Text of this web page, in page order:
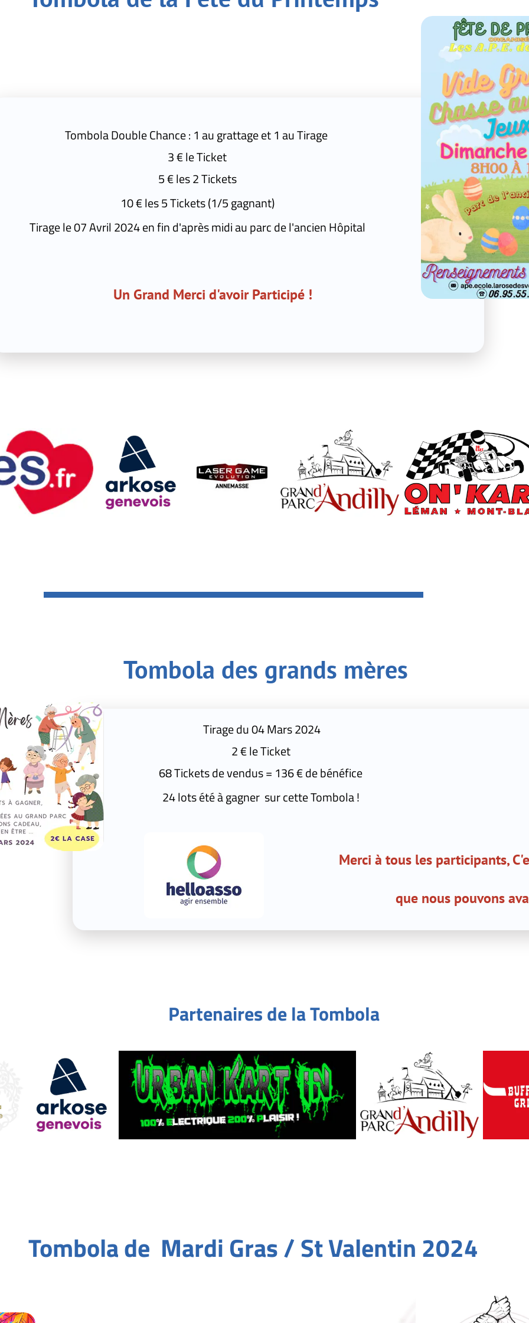
Double Chance : 1 au grattage et 1 au Tirage
10 € les 5 Tickets (1/5 gagnant)
Avril 2024 en fin d'après midi au parc de l'ancien Hôpital
Un Grand Merci d'avoir Participé !
Tombola des grands mères
Tirage du 04 Mars 2024
68 Tickets de vendus = 136 € de bénéfice
24 lots été à gagner sur cette Tombola !
Merci à tous les participants, C'est grâce à
que nous pouvons avancer !
Partenaires de la Tombola
de Mardi Gras / St Valentin 2024